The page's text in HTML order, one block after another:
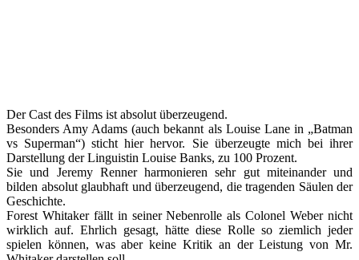
Der Cast des Films ist absolut überzeugend.
Besonders Amy Adams (auch bekannt als Louise Lane in „Batman
vs Superman“) sticht hier hervor. Sie überzeugte mich bei ihrer
Darstellung der Linguistin Louise Banks, zu 100 Prozent.
Sie und Jeremy Renner harmonieren sehr gut miteinander und
bilden absolut glaubhaft und überzeugend, die tragenden Säulen der
Geschichte.
Forest Whitaker fällt in seiner Nebenrolle als Colonel Weber nicht
wirklich auf. Ehrlich gesagt, hätte diese Rolle so ziemlich jeder
spielen können, was aber keine Kritik an der Leistung von Mr.